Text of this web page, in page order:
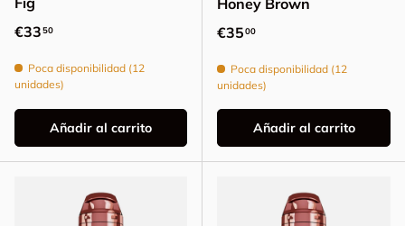
Precio normal
€3350
Poca disponibilidad (12
unidades)
Añadir al carrito
Honey Brown
Precio normal
€3500
Poca disponibilidad (12
unidades)
Añadir al carrito